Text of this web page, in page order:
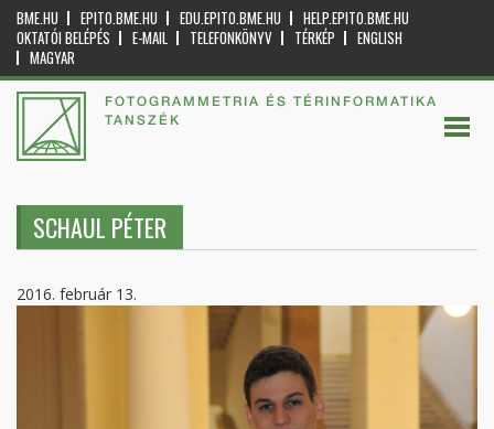
BME.HU EPITO.BME.HU EDU.EPITO.BME.HU
HELP.EPITO.BME.HU
OKTATÓI BELÉPÉS
E-MAIL TELEFONKÖNYV TÉRKÉP
ENGLISH
MAGYAR
FOTOGRAMMETRIA ÉS TÉRINFORMATIKA
TANSZÉK
SCHAUL PÉTER
2016. február 13.